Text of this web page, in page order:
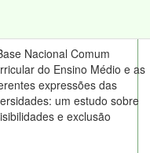
Nacional Comum
do Ensino Médio e as
expressões das
um estudo sobre
e exclusão